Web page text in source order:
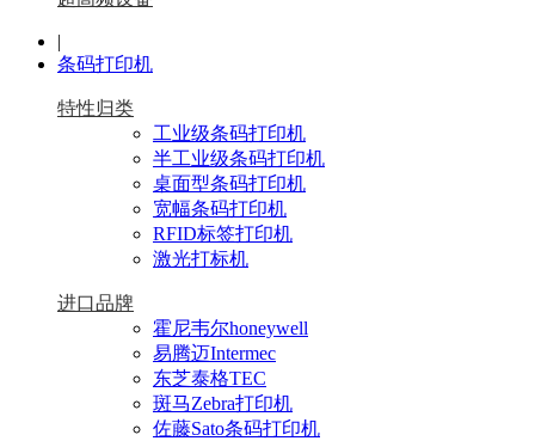
|
条码打印机
特性归类
工业级条码打印机
半工业级条码打印机
桌面型条码打印机
宽幅条码打印机
RFID标签打印机
激光打标机
进口品牌
霍尼韦尔honeywell
易腾迈Intermec
东芝泰格TEC
斑马Zebra打印机
佐藤Sato条码打印机